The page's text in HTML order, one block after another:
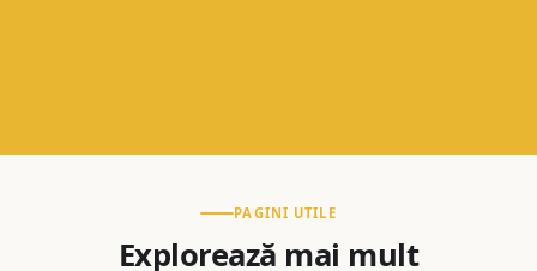
PAGINI UTILE
Explorează mai mult